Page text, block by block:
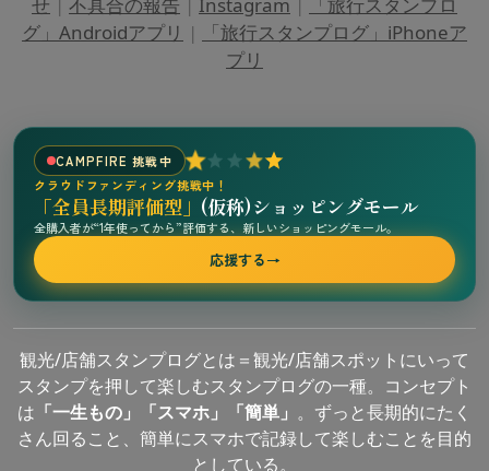
グ」Androidアプリ |
「旅行スタンプログ」iPhoneア
プリ
CAMPFIRE 挑戦中
クラウドファンディング挑戦中！
「全員長期評価型」 (仮称)ショッピングモール
全購入者が“1年使ってから”評価する、新しいショッピングモール。
応援する→
観光/店舗スタンプログとは＝観光/店舗スポットにいって
スタンプを押して楽しむスタンプログの一種。コンセプト
は 「一生もの」「スマホ」「簡単」 。ずっと長期的にたく
さん回ること、簡単にスマホで記録して楽しむことを目的
としている。